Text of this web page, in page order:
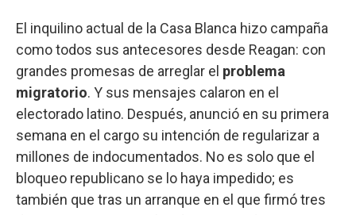
El inquilino actual de la Casa Blanca hizo campaña
como todos sus antecesores desde Reagan: con
grandes promesas de arreglar el problema
migratorio. Y sus mensajes calaron en el
electorado latino. Después, anunció en su primera
semana en el cargo su intención de regularizar a
millones de indocumentados. No es solo que el
bloqueo republicano se lo haya impedido; es
también que tras un arranque en el que firmó tres